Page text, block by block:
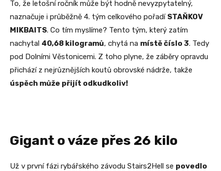
To, že letošní ročník může být hodně nevyzpytatelný,
naznačuje i průběžně 4. tým celkového pořadí STAŇKOV
MIKBAITS. Co tím myslíme? Tento tým, který zatím
nachytal 40,68 kilogramů, chytá na místě číslo 3. Tedy
pod Dolními Věstonicemi. Z toho plyne, že záběry opravdu
přichází z nejrůznějších koutů obrovské nádrže, takže
úspěch může přijít odkudkoliv!
Gigant o váze přes 26 kilo
Už v první fázi rybářského závodu Stairs2Hell se povedlo